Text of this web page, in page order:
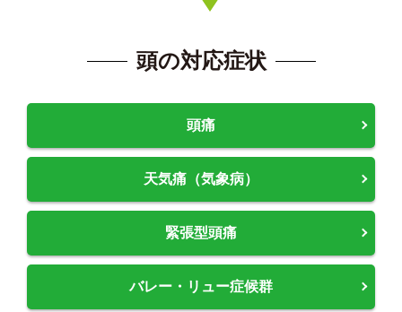
頭の対応症状
頭痛
天気痛（気象病）
緊張型頭痛
バレー・リュー症候群